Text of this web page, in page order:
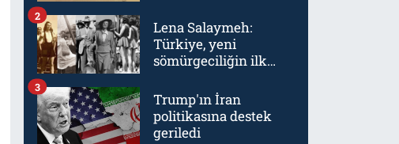
Lena Salaymeh:
Türkiye, yeni
sömürgeciliğin ilk
2
Trump'ın İran
politikasına destek
geriledi
3